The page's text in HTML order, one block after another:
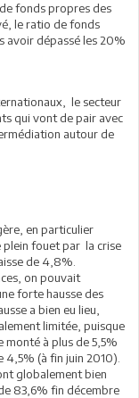
fonds propres des
le ratio de fonds
avoir dépassé les 20%
le secteur
qui vont de pair avec
autour de
en particulier
plein fouet par la crise
de 4,8%.
on pouvait
forte hausse des
a bien eu lieu,
limitée, puisque
monté à plus de 5,5%
4,5% (à fin juin 2010).
globalement bien
83,6% fin décembre